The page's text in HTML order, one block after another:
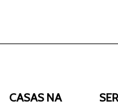
CASAS NA